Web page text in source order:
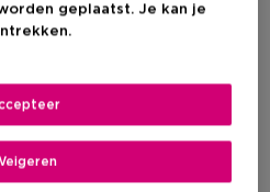
geplaatst. Je kan je